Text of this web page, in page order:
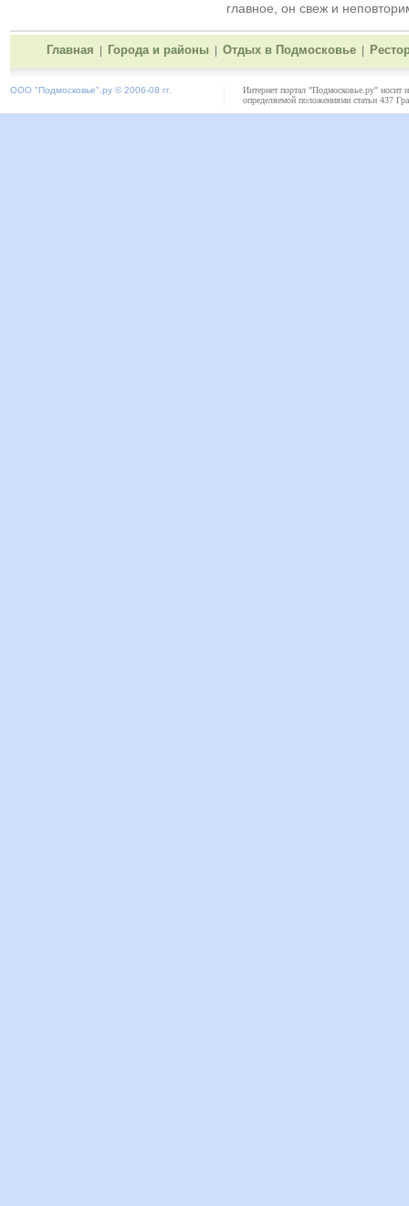
главное, он свеж и
Главная Города и районы Отдых в Подмосковье
ООО "Подмосковье" .ру © 2006-08 гг.
Интернет портал "Подмосковье.ру" носит
определяемой положениями статьи 437